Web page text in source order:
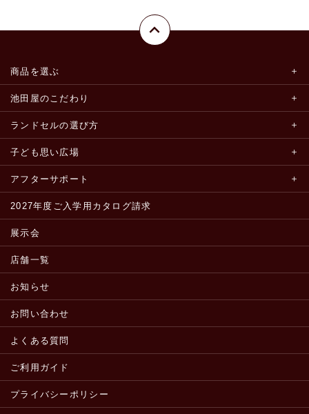
商品を選ぶ
池田屋のこだわり
ランドセルの選び方
子ども思い広場
アフターサポート
2027年度ご入学用カタログ請求
展示会
店舗一覧
お知らせ
お問い合わせ
よくある質問
ご利用ガイド
プライバシーポリシー